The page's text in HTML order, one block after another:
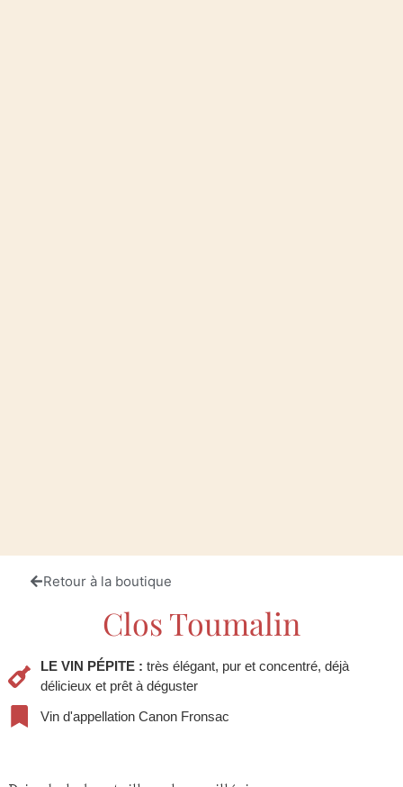
Retour à la boutique
Clos Toumalin
LE VIN PÉPITE :très élégant, pur et concentré, déjà
délicieux et prêt à déguster
Vin d'appellation Canon Fronsac